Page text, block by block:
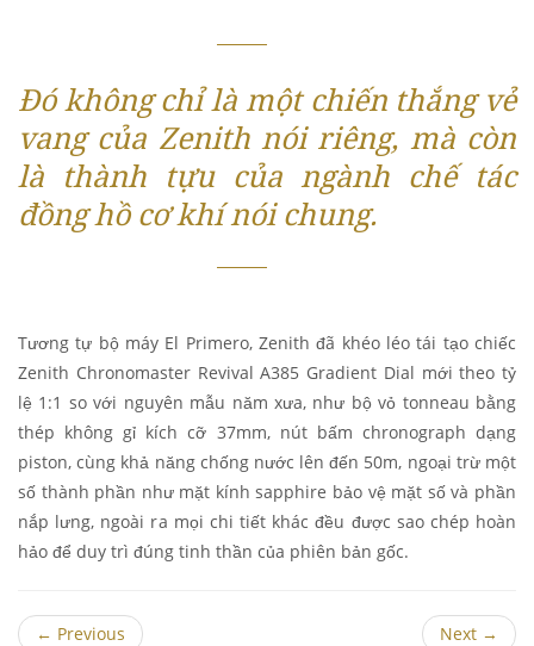
Đó không chỉ là một chiến thắng vẻ
vang của Zenith nói riêng, mà còn
là thành tựu của ngành chế tác
đồng hồ cơ khí nói chung.
Tương tự bộ máy El Primero, Zenith đã khéo léo tái tạo chiếc
Zenith Chronomaster Revival A385 Gradient Dial mới theo tỷ
lệ 1:1 so với nguyên mẫu năm xưa, như bộ vỏ tonneau bằng
thép không gỉ kích cỡ 37mm, nút bấm chronograph dạng
piston, cùng khả năng chống nước lên đến 50m, ngoại trừ một
số thành phần như mặt kính sapphire bảo vệ mặt số và phần
nắp lưng, ngoài ra mọi chi tiết khác đều được sao chép hoàn
hảo để duy trì đúng tinh thần của phiên bản gốc.
← Previous Next →